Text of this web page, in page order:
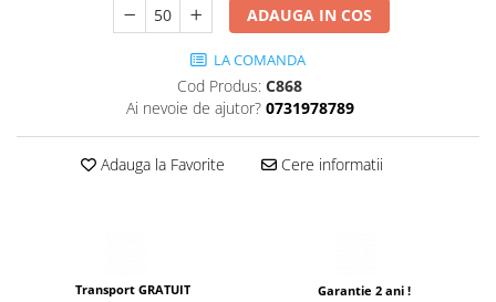
ADAUGA IN COS
LA COMANDA
Cod Produs: C868
Ai nevoie de ajutor? 0731978789
Adauga la Favorite Cere informatii
Transport GRATUIT Garantie 2 ani !